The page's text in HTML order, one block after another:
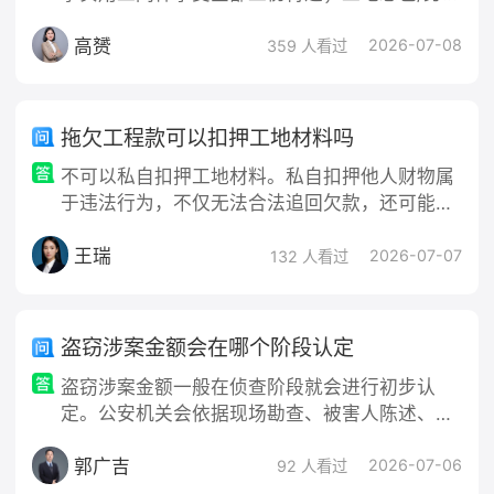
担，包工头不能免责￼￼￼。 关键期限：受伤当日起1
病历、诊断、拍片、手术记录、缴费票据全部留
存； • 病历写明：XX工地XX工种、XX时间干活
受
高赟 359 人看过 2026-07-08
拖欠工程款可以扣押工地材料吗
不可以私自扣押工地材料。私自扣押他人财物属
于违法行为，不仅无法合法追回欠款，还可能面
过合法途径维权。一、为什么不能私自扣押工地
能构成侵占罪、寻衅滋事罪或破坏生产经营罪。
即使扣押的初衷是“讨债”或“扣物抵债”，也不能改
变“手段非法”的性质，不能免除法律责任
王瑞 132 人看过 2026-07-07
盗窃涉案金额会在哪个阶段认定
盗窃涉案金额一般在侦查阶段就会进行初步认
定。公安机关会依据现场勘查、被害人陈述、证
作出初步判断。 在审查起诉阶段，检察机关会对
郭广吉 92 人看过 2026-07-06